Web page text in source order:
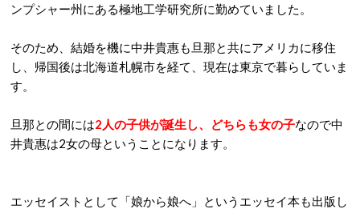
ンプシャー州にある極地工学研究所に勤めていました。
そのため、結婚を機に中井貴惠も旦那と共にアメリカに移住
し、帰国後は北海道札幌市を経て、現在は東京で暮らしていま
す。
旦那との間には2人の子供が誕生し、どちらも女の子なので中
井貴惠は2女の母ということになります。
エッセイストとして「娘から娘へ」というエッセイ本も出版し